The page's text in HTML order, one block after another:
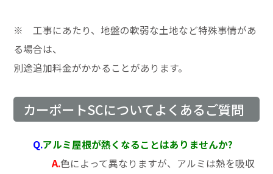
※ 工事にあたり、地盤の軟弱な土地など特殊事情があ
る場合は、
別途追加料金がかかることがあります。
カーポートSCについてよくあるご質問
Q.アルミ屋根が熱くなることはありませんか?
A.色によって異なりますが、アルミは熱を吸収